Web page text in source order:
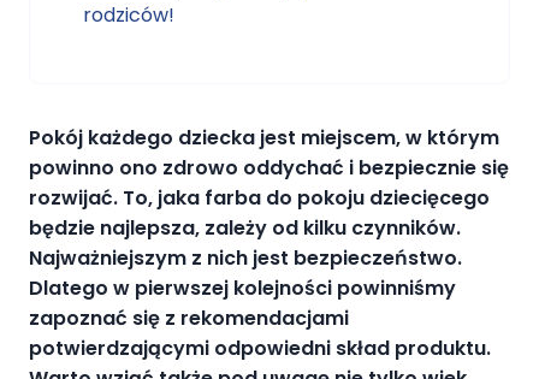
rodziców!
Pokój każdego dziecka jest miejscem, w którym
powinno ono zdrowo oddychać i bezpiecznie się
rozwijać. To, jaka farba do pokoju dziecięcego
będzie najlepsza, zależy od kilku czynników.
Najważniejszym z nich jest bezpieczeństwo.
Dlatego w pierwszej kolejności powinniśmy
zapoznać się z rekomendacjami
potwierdzającymi odpowiedni skład produktu.